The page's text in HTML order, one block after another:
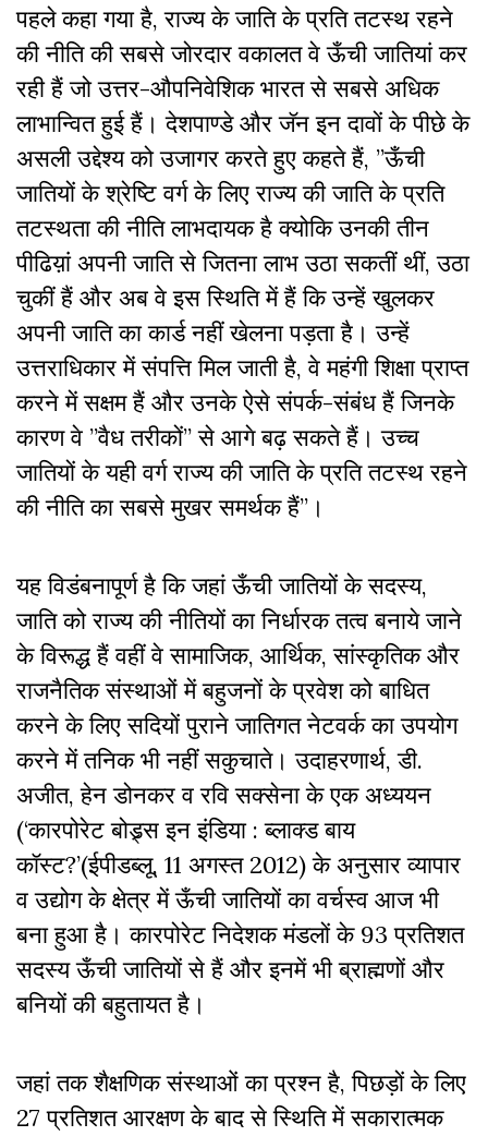
पहले कहा गया है, राज्य के जाति के प्रति तटस्थ रहने
की नीति की सबसे जोरदार वकालत वे ऊँची जातियां कर
रही हैं जो उत्तर-औपनिवेशिक भारत से सबसे अधिक
लाभान्वित हुई हैं। देशपाण्डे और जॅन इन दावों के पीछे के
असली उद्देश्य को उजागर करते हुए कहते हैं, ”ऊँची
जातियों के श्रेष्टि वर्ग के लिए राज्य की जाति के प्रति
तटस्थता की नीति लाभदायक है क्योकि उनकी तीन
पीढिय़ां अपनी जाति से जितना लाभ उठा सकतीं थीं, उठा
चुकीं हैं और अब वे इस स्थिति में हैं कि उन्हें खुलकर
अपनी जाति का कार्ड नहीं खेलना पड़ता है। उन्हें
उत्तराधिकार में संपत्ति मिल जाती है, वे महंगी शिक्षा प्राप्त
करने में सक्षम हैं और उनके ऐसे संपर्क-संबंध हैं जिनके
कारण वे ”वैध तरीकों” से आगे बढ़ सकते हैं। उच्च
जातियों के यही वर्ग राज्य की जाति के प्रति तटस्थ रहने
की नीति का सबसे मुखर समर्थक हैं”।
यह विडंबनापूर्ण है कि जहां ऊँची जातियों के सदस्य,
जाति को राज्य की नीतियों का निर्धारक तत्व बनाये जाने
के विरूद्ध हैं वहीं वे सामाजिक, आर्थिक, सांस्कृतिक और
राजनैतिक संस्थाओं में बहुजनों के प्रवेश को बाधित
करने के लिए सदियों पुराने जातिगत नेटवर्क का उपयोग
करने में तनिक भी नहीं सकुचाते। उदाहरणार्थ, डी.
अजीत, हेन डोनकर व रवि सक्सेना के एक अध्ययन
(‘कारपोरेट बोड्र्स इन इंडिया : ब्लाक्ड बाय
कॉस्ट?’(ईपीडब्लू, 11 अगस्त 2012) के अनुसार व्यापार
व उद्योग के क्षेत्र में ऊँची जातियों का वर्चस्व आज भी
बना हुआ है। कारपोरेट निदेशक मंडलों के 93 प्रतिशत
सदस्य ऊँची जातियों से हैं और इनमें भी ब्राह्मणों और
बनियों की बहुतायत है।
जहां तक शैक्षणिक संस्थाओं का प्रश्न है, पिछड़ों के लिए
27 प्रतिशत आरक्षण के बाद से स्थिति में सकारात्मक